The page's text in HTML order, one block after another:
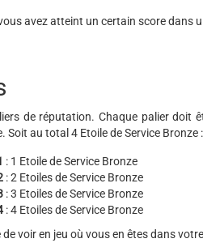
avez atteint un certain score dans
de réputation. Chaque palier doit
Soit au total 4 Etoile de Service Bronze :
: 1 Etoile de Service Bronze
: 2 Etoiles de Service Bronze
: 3 Etoiles de Service Bronze
: 4 Etoiles de Service Bronze
de voir en jeu où vous en êtes dans